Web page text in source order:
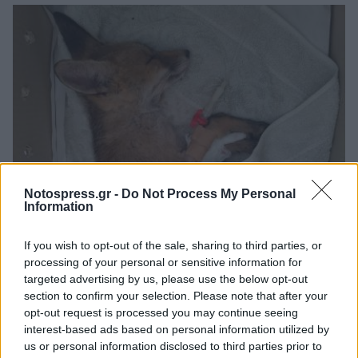
Notospress.gr - Do Not Process My Personal
Information
If you wish to opt-out of the sale, sharing to third parties, or
processing of your personal or sensitive information for
targeted advertising by us, please use the below opt-out
section to confirm your selection. Please note that after your
opt-out request is processed you may continue seeing
interest-based ads based on personal information utilized by
us or personal information disclosed to third parties prior to
παλεύει για τη ζωή του»
18/06/2026 13:30